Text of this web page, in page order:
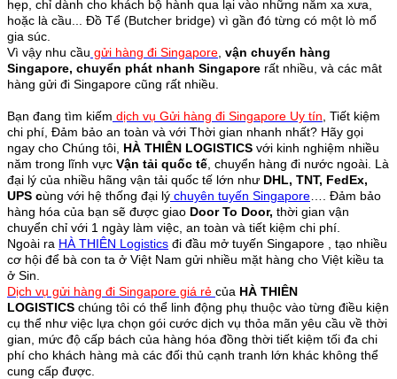
hẹp, chỉ dành cho khách bộ hành qua lại vào những năm xa xưa,
hoặc là cầu... Đồ Tể (Butcher bridge) vì gần đó từng có một lò mổ
gia súc.
Vì vậy nhu cầu gửi hàng đi Singapore vận chuyển hàng
Singapore, chuyển phát nhanh Singapore rất nhiều, và các mât
hàng gửi đi Singapore cũng rất nhiều.
Bạn đang tìm kiếm dịch vụ Gửi hàng đi Singapore Uy tín , Tiết kiệm
chi phí, Đảm bảo an toàn và với Thời gian nhanh nhất? Hãy gọi
ngay cho Chúng tôi, HÀ THIÊN LOGISTICS với kinh nghiệm nhiều
năm trong lĩnh vực Vận tải quốc tế , chuyển hàng đi nước ngoài. Là
đại lý của nhiều hãng vận tải quốc tế lớn như DHL, TNT, FedEx,
UPS cùng với hệ thống đại lý chuyên tuyến Singapore …. Đảm bảo
hàng hóa của bạn sẽ được giao Door To Door, thời gian vận
chuyển chỉ với 1 ngày làm việc, an toàn và tiết kiệm chi phí.
Ngoài ra HÀ THIÊN Logistics đi đầu mở tuyến Singapore , tạo nhiều
cơ hội để bà con ta ở Việt Nam gửi nhiều mặt hàng cho Việt kiều ta
ở Sin.
Dịch vụ gửi hàng đi Singapore giá rẻ của HÀ THIÊN
LOGISTICS chúng tôi có thể linh động phụ thuộc vào từng điều kiện
cụ thể như việc lựa chọn gói cước dịch vụ thỏa mãn yêu cầu về thời
gian, mức độ cấp bách của hàng hóa đồng thời tiết kiệm tối đa chi
phí cho khách hàng mà các đối thủ cạnh tranh lớn khác không thể
cung cấp được.